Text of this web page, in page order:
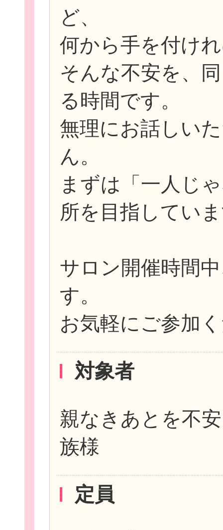
無料新規
このサイトについて
サイトマップ
ど、
何から手を付け
そんな不安を、
る時間です。
無理にお話しい
ん。
まずは「一人じ
所を目指してい
サロン開催時間
す。
お気軽にご参加
対象者
親なきあとを不
族様
定員